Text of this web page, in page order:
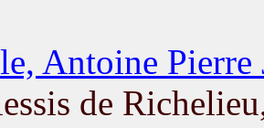
Antoine Pierre
de